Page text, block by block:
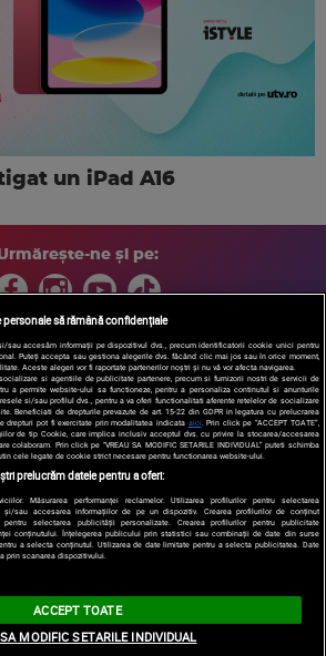
un iPad A16
ne și pe:
© 2026 / DIGI ROMANIA S.A.
presă Politica de confidentialitate
Termeni
preferințele| Contact/Info Codul etic
personale să rămână confidențiale
sau accesăm informații pe dispozitivul dvs., precum identificatorii cookie unici pentru
Puteți accepta sau gestiona alegerile dvs. făcând clic mai jos sau în orice moment,
Aceste alegeri vor fi raportate partenerilor noștri și nu vă vor afecta navigarea.
si agentiile de publicitate partenere, precum si furnizorii nostri de servicii de
a permite website-ului sa functioneze, pentru a personaliza continutul si anunturile
si/sau profilul dvs., pentru a va oferi functionalitati aferente retelelor de socializare
Beneficiati de drepturile prevazute de art. 15-22 din GDPR in legatura cu prelucrarea
drepturi pot fi exercitate prin modalitatea indicata aici. Prin click pe “ACCEPT TOATE”,
de tip Cookie, care implica inclusiv acceptul dvs. cu privire la stocarea/accesarea
colaboram. Prin click pe “VREAU SA MODIFIC SETARILE INDIVIDUAL” puteti schimba
cele legate de cookie strict necesare pentru functionarea website-ului.
prelucrăm datele pentru a oferi:
Măsurarea performanței reclamelor. Utilizarea profilurilor pentru selectarea
și/sau accesarea informațiilor de pe un dispozitiv. Crearea profilurilor de conținut
pentru selectarea publicității personalizate. Crearea profilurilor pentru publicitate
conținutului. Înțelegerea publicului prin statistici sau combinații de date din surse
a selecta conținutul. Utilizarea de date limitate pentru a selecta publicitatea. Date
prin scanarea dispozitivului.
ACCEPT TOATE
MODIFIC SETARILE INDIVIDUAL